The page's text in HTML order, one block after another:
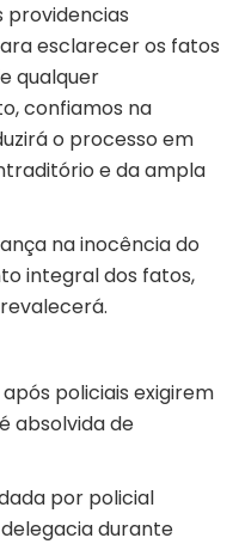
providencias
esclarecer os fatos
qualquer
confiamos na
o processo em
e da ampla
na inocência do
integral dos fatos,
policiais exigirem
absolvida de
por policial
durante